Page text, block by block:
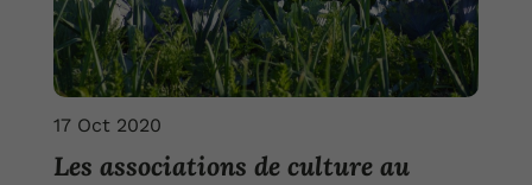
Les associations de culture au
17 Oct 2020